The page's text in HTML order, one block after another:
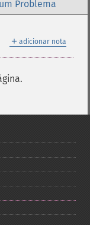
Problema
＋ adicionar nota